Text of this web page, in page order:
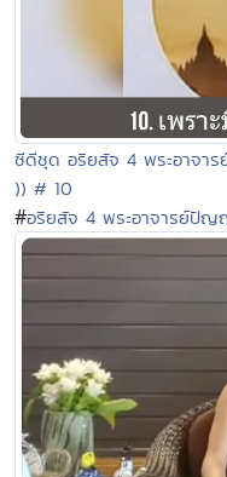
ซีดีชุด อริยสัจ 4 พระอาจ
)) # 10
#อริยสัจ 4 พระอาจารย์ปั